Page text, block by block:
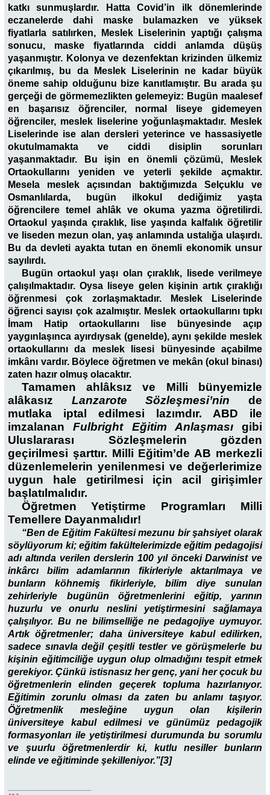
katkı sunmuşlardır. Hatta Covid’in ilk dönemlerinde
eczanelerde dahi maske bulamazken ve yüksek
fiyatlarla satılırken, Meslek Liselerinin yaptığı çalışma
sonucu, maske fiyatlarında ciddi anlamda düşüş
yaşanmıştır. Kolonya ve dezenfektan krizinden ülkemiz
çıkarılmış, bu da Meslek Liselerinin ne kadar büyük
öneme sahip olduğunu bize kanıtlamıştır. Bu arada şu
gerçeği de görmemezlikten gelemeyiz: Bugün maalesef
en başarısız öğrenciler, normal liseye gidemeyen
öğrenciler, meslek liselerine yoğunlaşmaktadır. Meslek
Liselerinde ise alan dersleri yeterince ve hassasiyetle
okutulmamakta ve ciddi disiplin sorunları
yaşanmaktadır. Bu işin en önemli çözümü, Meslek
Ortaokullarını yeniden ve yeterli şekilde açmaktır.
Mesela meslek açısından baktığımızda Selçuklu ve
Osmanlılarda, bugün ilkokul dediğimiz yaşta
öğrencilere temel ahlâk ve okuma yazma öğretilirdi.
Ortaokul yaşında çıraklık, lise yaşında kalfalık öğretilir
ve liseden mezun olan, yaş anlamında ustalığa ulaşırdı.
Bu da devleti ayakta tutan en önemli ekonomik unsur
sayılırdı.
Bugün ortaokul yaşı olan çıraklık, lisede verilmeye
çalışılmaktadır. Oysa liseye gelen kişinin artık çıraklığı
öğrenmesi çok zorlaşmaktadır. Meslek Liselerinde
öğrenci sayısı çok azalmıştır. Meslek ortaokullarını tıpkı
İmam Hatip ortaokullarını lise bünyesinde açıp
yaygınlaşınca ayırdıysak (genelde), aynı şekilde meslek
ortaokullarını da meslek lisesi bünyesinde açabilme
imkânı vardır. Böylece öğretmen ve mekân (okul binası)
zaten hazır olmuş olacaktır.
Tamamen ahlâksız ve Milli bünyemizle
alâkasız Lanzarote Sözleşmesi’nin de
mutlaka iptal edilmesi lazımdır. ABD ile
imzalananFulbright Eğitim Anlaşmasıgibi
Uluslararası Sözleşmelerin gözden
geçirilmesi şarttır. Milli Eğitim’de AB merkezli
düzenlemelerin yenilenmesi ve değerlerimize
uygun hale getirilmesi için acil girişimler
başlatılmalıdır.
Öğretmen Yetiştirme Programları Milli
Temellere Dayanmalıdır!
“Ben de Eğitim Fakültesi mezunu bir şahsiyet olarak
söylüyorum ki; eğitim fakültelerimizde eğitim pedagojisi
adı altında verilen derslerin 100 yıl önceki Darwinist ve
inkârcı bilim adamlarının fikirleriyle aktarılmaya ve
bunların köhnemiş fikirleriyle, bilim diye sunulan
zehirleriyle bugünün öğretmenlerini eğitip, yarının
huzurlu ve onurlu neslini yetiştirmesini sağlamaya
çalışılıyor. Bu ne bilimselliğe ne pedagojiye uymuyor.
Artık öğretmenler; daha üniversiteye kabul edilirken,
sadece sınavla değil çeşitli testler ve görüşmelerle bu
kişinin eğitimciliğe uygun olup olmadığını tespit etmek
gerekiyor. Çünkü istisnasız her genç, yani her çocuk bu
öğretmenlerin elinden geçerek topluma hazırlanıyor.
Eğitimin zorunlu olması da zaten bu anlamı taşıyor.
Öğretmenlik mesleğine uygun olan kişilerin
üniversiteye kabul edilmesi ve günümüz pedagojik
formasyonları ile yetiştirilmesi durumunda bu sorumlu
ve şuurlu öğretmenlerdir ki, kutlu nesiller bunların
elinde ve eğitiminde şekilleniyor.”[3]